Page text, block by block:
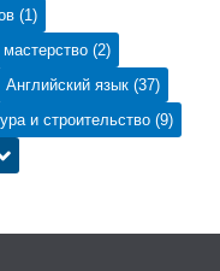
(1)
(2)
Английский язык (37)
и строительство (9)